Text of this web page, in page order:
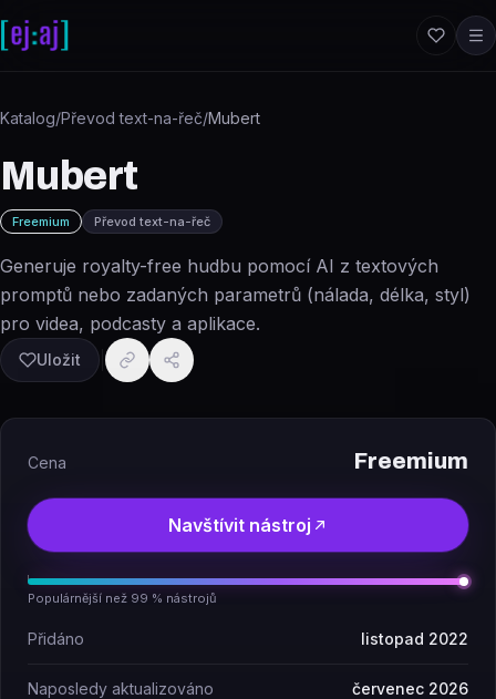
Katalog/Převod text-na-řeč/Mubert
Mubert
Freemium Převod text-na-řeč
Generuje royalty-free hudbu pomocí AI z textových
promptů nebo zadaných parametrů (nálada, délka, styl)
pro videa, podcasty a aplikace.
Uložit
Cena Freemium
Navštívit nástroj
Populárnější než 99 % nástrojů
Přidáno listopad 2022
Naposledy aktualizováno červenec 2026